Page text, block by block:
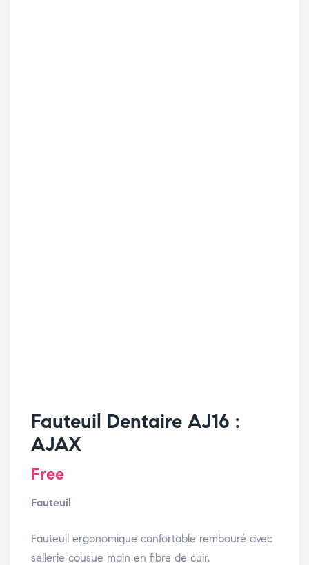
Fauteuil Dentaire AJ16 :
AJAX
Free
Fauteuil
Fauteuil ergonomique confortable rembouré avec
sellerie cousue main en fibre de cuir.